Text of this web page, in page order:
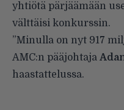
yhtiötä pärjäämään
välttäisi konkurssin.
”Minulla on nyt 917
AMC:n pääjohtaja
haastattelussa.